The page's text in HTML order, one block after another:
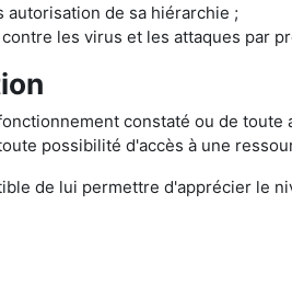
autorisation de sa hiérarchie ;
les virus et les attaques par
constaté ou de
possibilité d'accès à une
de lui permettre d'apprécier le